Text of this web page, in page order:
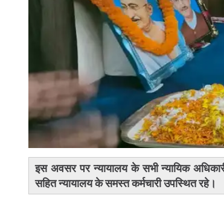
इस अवसर पर न्यायालय के सभी न्यायिक
सहित न्यायालय के समस्त कर्मचारी उपस्थित रहे।